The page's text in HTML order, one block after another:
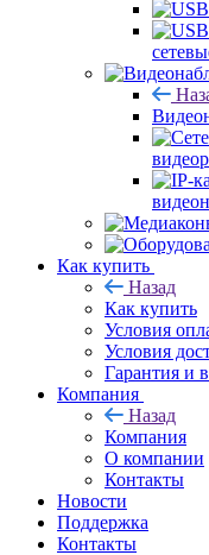
Как купить
Назад
Как купить
Условия
Условия
Гарантия и
Компания
Назад
Компания
О компании
Контакты
Новости
Поддержка
Контакты